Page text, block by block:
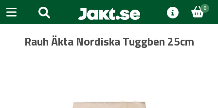
0
Rauh Äkta Nordiska Tuggben 25cm